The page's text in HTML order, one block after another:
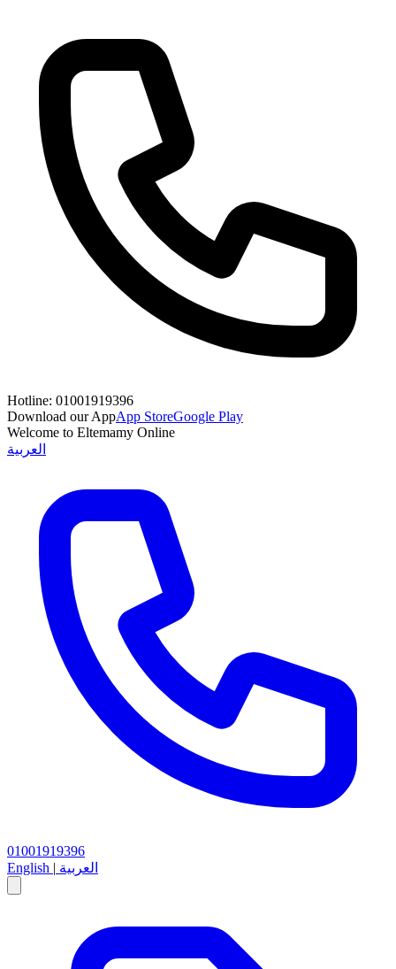
Hotline: 01001919396
Download our AppApp StoreGoogle Play
Welcome to Eltemamy Online
العربية
01001919396
English | العربية